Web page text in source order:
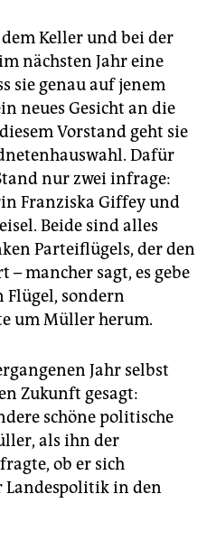
Keller und bei der
nächsten Jahr eine
sie genau auf jenem
neues Gesicht an die
Vorstand geht sie
Dafür
nur zwei infrage:
Franziska Giffey und
Beide sind alles
Parteiflügels, der den
mancher sagt, es gebe
Flügel, sondern
um Müller herum.
Jahr selbst
Zukunft gesagt:
schöne politische
als ihn der
ob er sich
Landespolitik in den